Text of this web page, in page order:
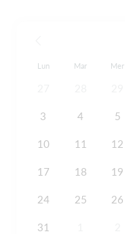
Lun Mar Mer
3 4 5
10 11 12
17 18 19
24 25 26
31